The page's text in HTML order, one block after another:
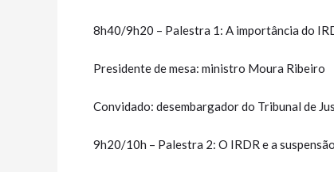
8h40/9h20 – Palestra 1: A importância do
Presidente de mesa: ministro Moura Ribeiro
Convidado: desembargador do Tribunal de
9h20/10h – Palestra 2: O IRDR e a